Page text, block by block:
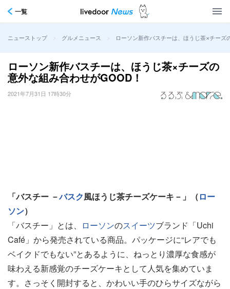
一覧
ニューストップ > グルメニュース > ローソン新作バスチーは、ほうじ茶×チーズ
ローソン新作バスチーは、ほうじ茶×チーズの
意外な組み合わせがGOOD！
2021年7月31日 17時30分
「バスチー －バスク風ほうじ茶チーズケーキ－」（ロー
ソン）
「バスチー」とは、
ローソンのスイーツブランド「Uchi
Café」から発売されている商品。パッケージに“レアでも
ベイクドでもない”とあるように、ねっとり濃厚な食感が
味わえる新感覚のチーズケーキとして人気を集めていま
す。さっそく開封すると、かわいい手のひらサイズながら